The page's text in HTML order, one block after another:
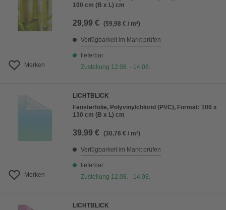
Merken
100 cm (B x L) cm
29,99 € (59,98 € / m²)
Verfügbarkeit im Markt prüfen
lieferbar
Zustellung 12.08. - 14.08.
Merken
LICHTBLICK
Fensterfolie, Polyvinylchlorid (PVC), Format: 100 x
130 cm (B x L) cm
39,99 € (30,76 € / m²)
Verfügbarkeit im Markt prüfen
lieferbar
Zustellung 12.08. - 14.08.
LICHTBLICK